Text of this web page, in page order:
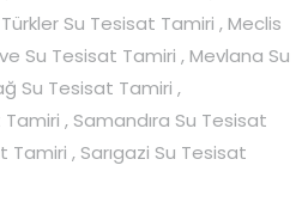
Su Tesisat Tamiri , Meclis
Su Tesisat Tamiri , Mevlana Su
Su Tesisat Tamiri ,
, Samandıra Su Tesisat
Tamiri , Sarıgazi Su Tesisat